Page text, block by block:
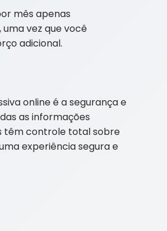
mês apenas
vez que você
adicional.
online é a segurança e
as informações
têm controle total sobre
experiência segura e